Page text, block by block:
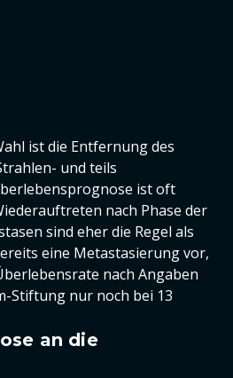
ist die Entfernung des
und teils
ist oft
nach Phase der
sind eher die Regel als
eine Metastasierung vor,
nach Angaben
Stiftung nur noch bei 13
an die